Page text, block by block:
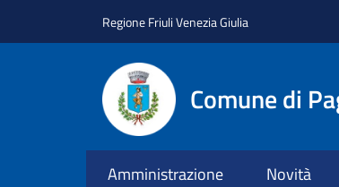
Regione Friuli Venezia Giulia
Comune di
Amministrazione Novità